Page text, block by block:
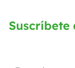
Suscríbete